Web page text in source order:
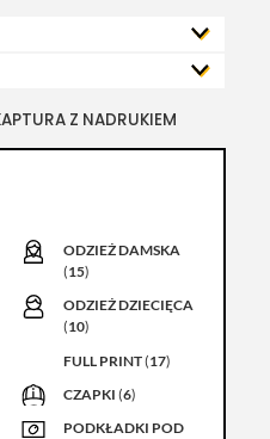
Z NADRUKIEM
ODZIEŻ DAMSKA
(15)
ODZIEŻ DZIECIĘCA
(10)
FULL PRINT(17)
CZAPKI(6)
PODKŁADKI POD